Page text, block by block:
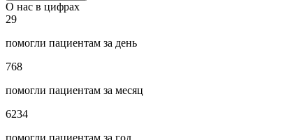
О нас в цифрах
29
помогли пациентам за день
768
помогли пациентам за месяц
6234